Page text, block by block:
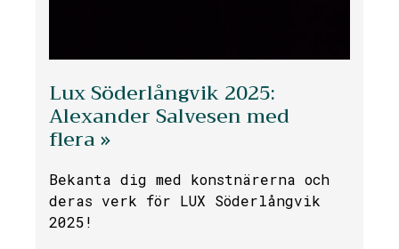
Lux Söderlångvik 2025:
Alexander Salvesen med
flera »
Bekanta dig med konstnärerna och
deras verk för LUX Söderlångvik
2025!